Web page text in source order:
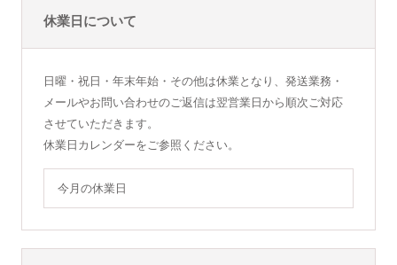
休業日について
日曜・祝日・年末年始・その他は休業となり、発送業務・
メールやお問い合わせのご返信は翌営業日から順次ご対応
させていただきます。
休業日カレンダーをご参照ください。
今月の休業日